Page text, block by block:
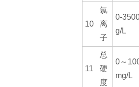
10
氯
离
子
0-
g/L
11
总
硬
度
0～
mg/L